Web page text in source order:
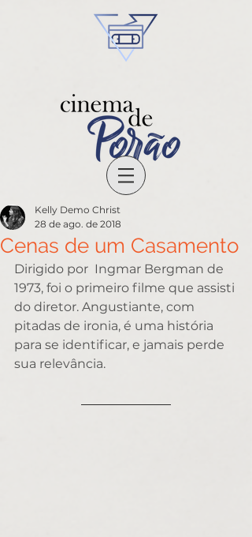
Cenas de um Casamento
Kelly Demo Christ
28 de ago. de 2018
Dirigido por  Ingmar Bergman de
1973, foi o primeiro filme que assisti
do diretor. Angustiante, com
pitadas de ironia, é uma história
para se identificar, e jamais perde
sua relevância.